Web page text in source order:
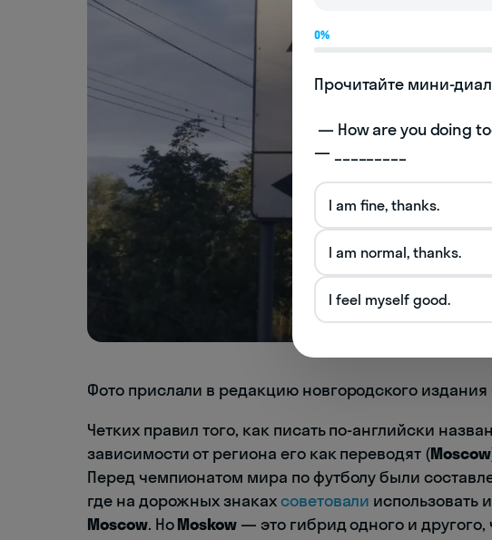
Фото прислали в редакцию новгородского издания
Четких правил того, как писать по-английски
зависимости от региона его как переводят (Moscow
Перед чемпионатом мира по футболу были
где на дорожных знакахсоветовали использовать
Moscow. НоMoskow — это гибрид одного и другого,
0%
Прочитайте мини-
— _________
I am fine, thanks.
I am normal, thanks.
I feel myself good.